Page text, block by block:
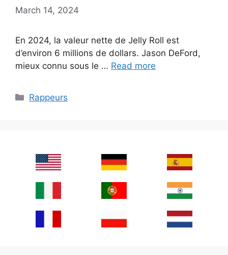
March 14, 2024
En 2024, la valeur nette de Jelly Roll est
d’environ 6 millions de dollars. Jason DeFord,
mieux connu sous le … Read more
Categories
Rappeurs